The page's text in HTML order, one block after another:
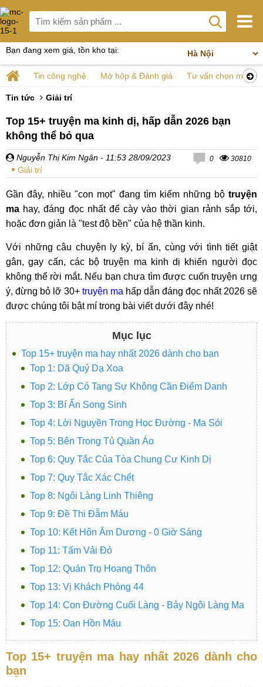
Bạn đang xem giá, tồn kho tại:
Tin công nghệ Mở hộp & Đánh giá Tư vấn chọn mua
Tin tức Giải trí
Top 15+ truyện ma kinh dị, hấp dẫn 2026 bạn
không thể bỏ qua
Nguyễn Thị Kim Ngân - 11:53 28/09/2023
Giải trí
0 30810
Gần đây, nhiều "con mọt" đang tìm kiếm những bộ truyện
ma hay, đáng đọc nhất để cày vào thời gian rảnh sắp tới,
hoặc đơn giản là "test độ bền" của hệ thần kinh.
Với những câu chuyện ly kỳ, bí ẩn, cùng với tình tiết giật
gân, gay cấn, các bộ truyện ma kinh dị khiến người đọc
không thể rời mắt. Nếu bạn chưa tìm được cuốn truyện ưng
ý, đừng bỏ lỡ 30+ truyện ma hấp dẫn đáng đọc nhất 2026 sẽ
được chúng tôi bật mí trong bài viết dưới đây nhé!
Mục lục
Top 15+ truyện ma hay nhất 2026 dành cho bạn
Top 1: Dã Quỷ Dạ Xoa
Top 2: Lớp Có Tang Sự Không Cần Điểm Danh
Top 3: Bí Ẩn Song Sinh
Top 4: Lời Nguyền Trong Học Đường - Ma Sói
Top 5: Bên Trong Tủ Quần Áo
Top 6: Quy Tắc Của Tòa Chung Cư Kinh Dị
Top 7: Quy Tắc Xác Chết
Top 8: Ngôi Làng Linh Thiêng
Top 9: Đề Thi Đẫm Máu
Top 10: Kết Hôn Âm Dương - 0 Giờ Sáng
Top 11: Tấm Vải Đỏ
Top 12: Quán Trọ Hoang Thôn
Top 13: Vị Khách Phòng 44
Top 14: Con Đường Cuối Làng - Bảy Ngôi Làng Ma
Top 15: Oan Hồn Máu
Top 15+ truyện ma hay nhất 2026 dành cho
bạn